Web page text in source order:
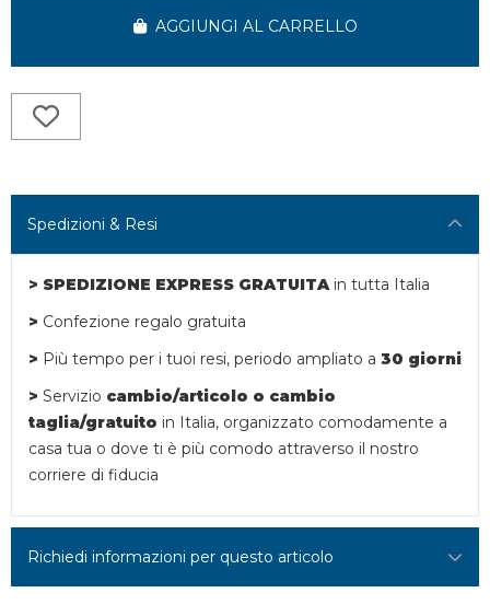
AGGIUNGI AL CARRELLO
Spedizioni & Resi
> SPEDIZIONE EXPRESS GRATUITAin tutta Italia
> Confezione regalo gratuita
> Più tempo per i tuoi resi, periodo ampliato a 30 giorni
> Servizio cambio/articolo o cambio
taglia/gratuito in Italia, organizzato comodamente a
casa tua o dove ti è più comodo attraverso il nostro
corriere di fiducia
Richiedi informazioni per questo articolo